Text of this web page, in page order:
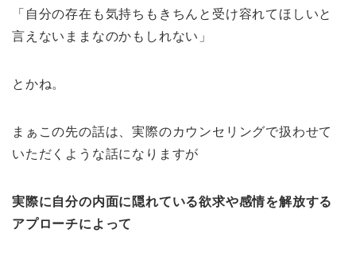
「自分の存在も気持ちもきちんと受け容れてほしいと
言えないままなのかもしれない」
とかね。
まぁこの先の話は、実際のカウンセリングで扱わせて
いただくような話になりますが
実際に自分の内面に隠れている欲求や感情を解放する
アプローチによって